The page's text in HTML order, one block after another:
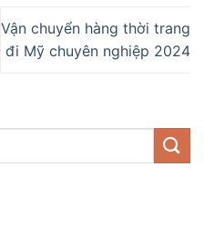
Vận chuyển hàng thời trang
đi Mỹ chuyên nghiệp 2024